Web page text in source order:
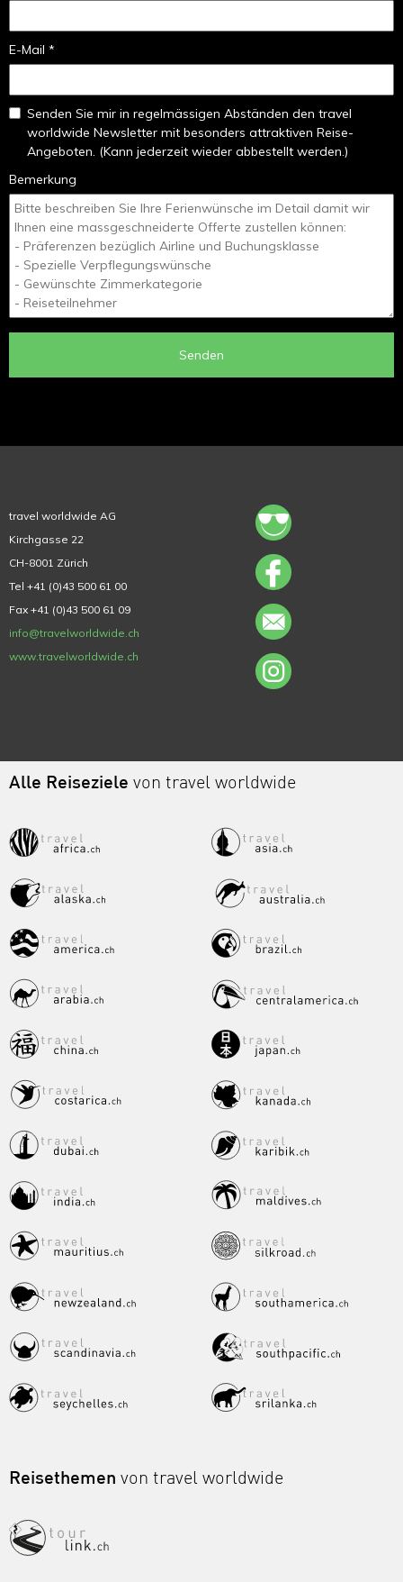
E-Mail *
Senden Sie mir in regelmässigen Abständen den travel
worldwide Newsletter mit besonders attraktiven Reise-
Angeboten. (Kann jederzeit wieder abbestellt werden.)
Bemerkung
Senden
travel worldwide AG
Kirchgasse 22
CH-8001 Zürich
Tel +41 (0)43 500 61 00
Fax +41 (0)43 500 61 09
info@travelworldwide.ch
www.travelworldwide.ch
Alle Reiseziele von travel worldwide
Reisethemen von travel worldwide